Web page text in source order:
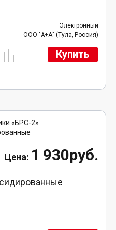
Электронный
ООО "А+А" (Тула, Россия)
Купить
1 930руб.